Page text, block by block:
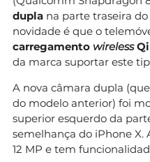
dupla na parte traseira do
novidade é que o
carregamento wirelessQi
da marca suportar este
A nova câmara dupla
do modelo anterior) foi
superior esquerdo da
semelhança do iPhone X.
12 MP e tem